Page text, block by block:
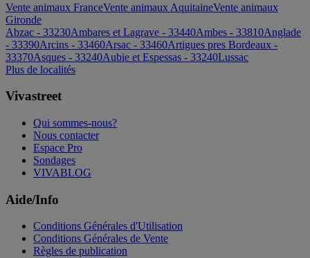
Vente animaux FranceVente animaux AquitaineVente animaux
Gironde
Abzac - 33230Ambares et Lagrave - 33440Ambes - 33810Anglade
- 33390Arcins - 33460Arsac - 33460Artigues pres Bordeaux -
33370Asques - 33240Aubie et Espessas - 33240Lussac
Plus de localités
Vivastreet
Qui sommes-nous?
Nous contacter
Espace Pro
Sondages
VIVABLOG
Aide/Info
Conditions Générales d'Utilisation
Conditions Générales de Vente
Règles de publication